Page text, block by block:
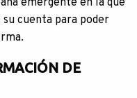
emergente en la que
cuenta para poder
DE